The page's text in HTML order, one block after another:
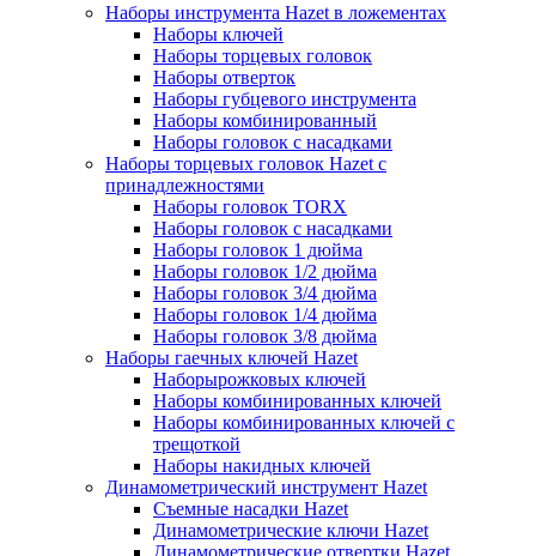
Наборы инструмента Hazet в ложементах
Наборы ключей
Наборы торцевых головок
Наборы отверток
Наборы губцевого инструмента
Наборы комбинированный
Наборы головок с насадками
Наборы торцевых головок Hazet с
принадлежностями
Наборы головок TORX
Наборы головок с насадками
Наборы головок 1 дюйма
Наборы головок 1/2 дюйма
Наборы головок 3/4 дюйма
Наборы головок 1/4 дюйма
Наборы головок 3/8 дюйма
Наборы гаечных ключей Hazet
Наборырожковых ключей
Наборы комбинированных ключей
Наборы комбинированных ключей с
трещоткой
Наборы накидных ключей
Динамометрический инструмент Hazet
Съемные насадки Hazet
Динамометрические ключи Hazet
Динамометрические отвертки Hazet